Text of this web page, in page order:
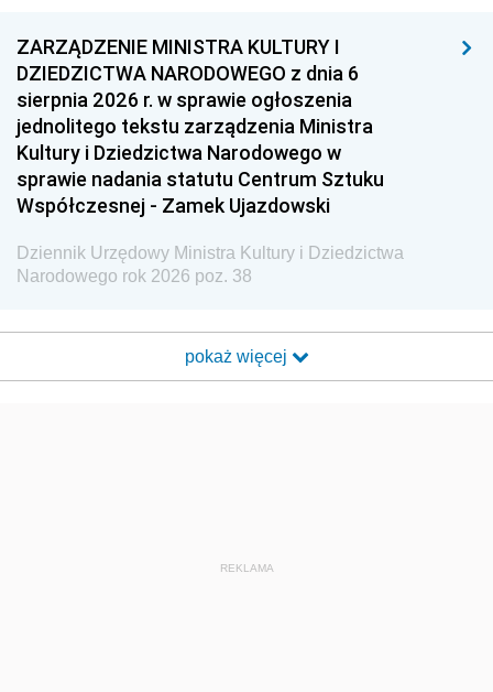
ZARZĄDZENIE MINISTRA KULTURY I
DZIEDZICTWA NARODOWEGO z dnia 6
sierpnia 2026 r. w sprawie ogłoszenia
jednolitego tekstu zarządzenia Ministra
Kultury i Dziedzictwa Narodowego w
sprawie nadania statutu Centrum Sztuku
Współczesnej - Zamek Ujazdowski
Dziennik Urzędowy Ministra Kultury i Dziedzictwa
Narodowego rok 2026 poz. 38
pokaż więcej
REKLAMA